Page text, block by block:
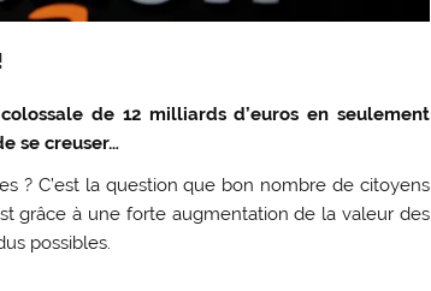
de 12 milliards d’euros en seulement
se creuser…
? C’est la question que bon nombre de citoyens
grâce à une forte augmentation de la valeur des
possibles.